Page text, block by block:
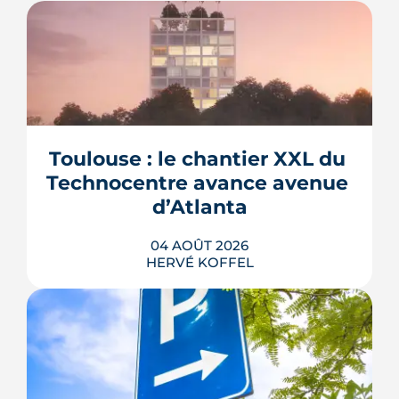
Toulouse : le chantier XXL du
Technocentre avance avenue
d’Atlanta
04 AOÛT 2026
HERVÉ KOFFEL
Avenue d'Atlanta, à la Roseraie, un
chantier de six hectares réorganise les
coulisses techniques de Toulouse